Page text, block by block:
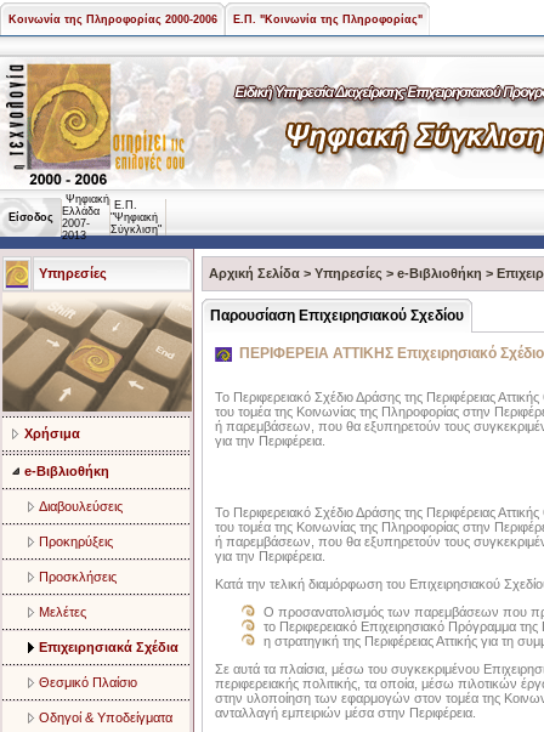
Κοινωνία της Πληροφορίας 2000-2006 Ε.Π. "Κοινωνία της Πληροφορίας"
Είσοδος
Ψηφιακή
Ελλάδα
2007-
2013
Ε.Π.
"Ψηφιακή
Σύγκλιση"
Υπηρεσίες
Χρήσιμα
e-Βιβλιοθήκη
Διαβουλεύσεις
Προκηρύξεις
Προσκλήσεις
Μελέτες
Επιχειρησιακά Σχέδια
Θεσμικό Πλαίσιο
Οδηγοί & Υποδείγματα
Αρχική Σελίδα > Υπηρεσίες > e-Βιβλιοθήκη >
Παρουσίαση Επιχειρησιακού Σχεδίου
ΠΕΡΙΦΕΡΕΙΑ ΑΤΤΙΚΗΣ Επιχειρησιακό
Το Περιφερειακό Σχέδιο Δράσης της Περιφέρειας
του τομέα της Κοινωνίας της Πληροφορίας στην
ή παρεμβάσεων, που θα εξυπηρετούν τους
για την Περιφέρεια.
Το Περιφερειακό Σχέδιο Δράσης της Περιφέρειας
του τομέα της Κοινωνίας της Πληροφορίας στην
ή παρεμβάσεων, που θα εξυπηρετούν τους
για την Περιφέρεια.
Κατά την τελική διαμόρφωση του Επιχειρησιακού
Ο προσανατολισμός των παρεμβάσεων που
το Περιφερειακό Επιχειρησιακό Πρόγραμμα
η στρατηγική της Περιφέρειας Αττικής για τη
Σε αυτά τα πλαίσια, μέσω του συγκεκριμένου
περιφερειακής πολιτικής, τα οποία, μέσω πιλοτικών
στην υλοποίηση των εφαρμογών στον τομέα της
ανταλλαγή εμπειριών μέσα στην Περιφέρεια.